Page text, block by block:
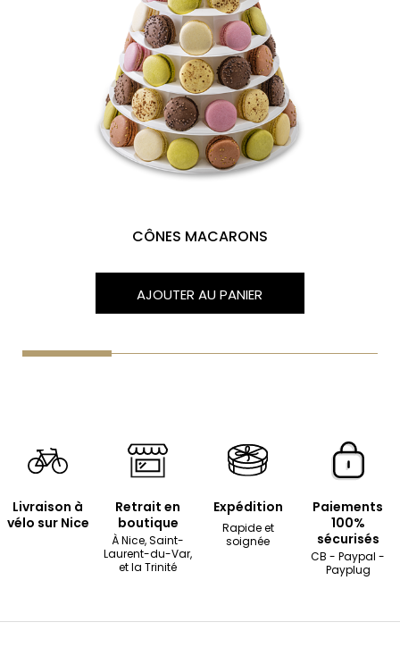
CÔNES MACARONS
AJOUTER AU PANIER
Livraison à
vélo sur Nice
Retrait en
boutique
À Nice, Saint-
Laurent-du-Var,
et la Trinité
Expédition
Rapide et
soignée
Paiements
100%
sécurisés
CB - Paypal -
Payplug